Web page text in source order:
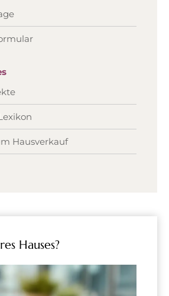
Hausverkauf
Hauses?